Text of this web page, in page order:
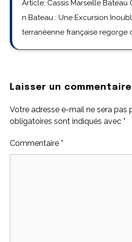
Article: Cassis Marseille Bateau
n Bateau : Une Excursion
terranéenne française regorge
Laisser un commentaire
Votre adresse e-mail ne sera pas
obligatoires sont indiqués avec *
Commentaire *